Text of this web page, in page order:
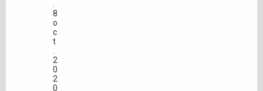
8
o
c
t
2
0
2
0